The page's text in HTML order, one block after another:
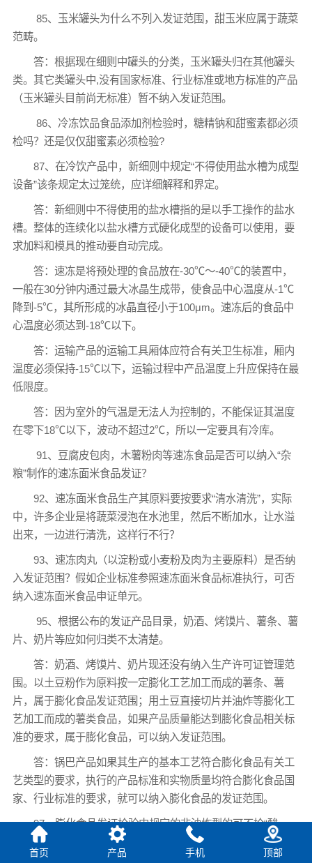
85、玉米罐头为什么不列入发证范围，甜玉米应属于蔬菜
范畴。
答：根据现在细则中罐头的分类，玉米罐头归在其他罐头
类。其它类罐头中,没有国家标准、行业标准或地方标准的产品
（玉米罐头目前尚无标准）暂不纳入发证范围。
86、冷冻饮品食品添加剂检验时，糖精钠和甜蜜素都必须
检吗？还是仅仅甜蜜素必须检验?
87、在冷饮产品中，新细则中规定“不得使用盐水槽为成型
设备”该条规定太过笼统，应详细解释和界定。
答：新细则中不得使用的盐水槽指的是以手工操作的盐水
槽。整体的连续化以盐水槽方式硬化成型的设备可以使用，要
求加料和模具的推动要自动完成。
答：速冻是将预处理的食品放在-30℃～-40℃的装置中，
一般在30分钟内通过最大冰晶生成带，使食品中心温度从-1℃
降到-5℃，其所形成的冰晶直径小于100μm。速冻后的食品中
心温度必须达到-18℃以下。
答：运输产品的运输工具厢体应符合有关卫生标准，厢内
温度必须保持-15℃以下，运输过程中产品温度上升应保持在最
低限度。
答：因为室外的气温是无法人为控制的，不能保证其温度
在零下18℃以下，波动不超过2℃，所以一定要具有冷库。
91、豆腐皮包肉，木薯粉肉等速冻食品是否可以纳入“杂
粮”制作的速冻面米食品发证？
92、速冻面米食品生产其原料要按要求“清水清洗”，实际
中，许多企业是将蔬菜浸泡在水池里，然后不断加水，让水溢
出来，一边进行清洗，这样行不行？
93、速冻肉丸（以淀粉或小麦粉及肉为主要原料）是否纳
入发证范围？假如企业标准参照速冻面米食品标准执行，可否
纳入速冻面米食品申证单元。
95、根据公布的发证产品目录，奶酒、烤馍片、薯条、薯
片、奶片等应如何归类不太清楚。
答：奶酒、烤馍片、奶片现还没有纳入生产许可证管理范
围。以土豆粉作为原料按一定膨化工艺加工而成的薯条、薯
片，属于膨化食品发证范围；用土豆直接切片并油炸等膨化工
艺加工而成的薯类食品，如果产品质量能达到膨化食品相关标
准的要求，属于膨化食品，可以纳入发证范围。
答：锅巴产品如果其生产的基本工艺符合膨化食品有关工
艺类型的要求，执行的产品标准和实物质量均符合膨化食品国
家、行业标准的要求，就可以纳入膨化食品的发证范围。
97、膨化食品发证检验中规定的非油炸型的可不检“酸
价”、“过氧化值”、“羟基价”，但有些企业膨化后加淋油程序，
脂肪含量可达15%。建议：将细则发证检验要求改为：脂肪含
首页 产品 手机 顶部